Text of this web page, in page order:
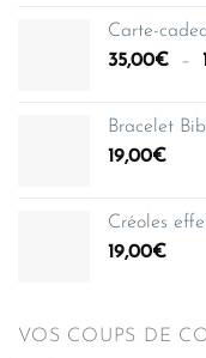
Carte-
35,00€ –
Bracelet
19,00€
Créoles
19,00€
VOS COUPS DE